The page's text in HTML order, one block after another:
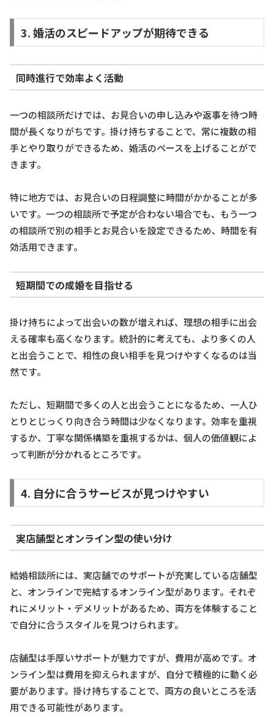
3. 婚活のスピードアップが期待できる
同時進行で効率よく活動
一つの相談所だけでは、お見合いの申し込みや返事を待つ時
間が長くなりがちです。掛け持ちすることで、常に複数の相
手とやり取りができるため、婚活のペースを上げることがで
きます。
特に地方では、お見合いの日程調整に時間がかかることが多
いです。一つの相談所で予定が合わない場合でも、もう一つ
の相談所で別の相手とお見合いを設定できるため、時間を有
効活用できます。
短期間での成婚を目指せる
掛け持ちによって出会いの数が増えれば、理想の相手に出会
える確率も高くなります。統計的に考えても、より多くの人
と出会うことで、相性の良い相手を見つけやすくなるのは当
然です。
ただし、短期間で多くの人と出会うことになるため、一人ひ
とりとじっくり向き合う時間は少なくなります。効率を重視
するか、丁寧な関係構築を重視するかは、個人の価値観によ
って判断が分かれるところです。
4. 自分に合うサービスが見つけやすい
実店舗型とオンライン型の使い分け
結婚相談所には、実店舗でのサポートが充実している店舗型
と、オンラインで完結するオンライン型があります。それぞ
れにメリット・デメリットがあるため、両方を体験すること
で自分に合うスタイルを見つけられます。
店舗型は手厚いサポートが魅力ですが、費用が高めです。オ
ンライン型は費用を抑えられますが、自分で積極的に動く必
要があります。掛け持ちすることで、両方の良いところを活
用できる可能性があります。